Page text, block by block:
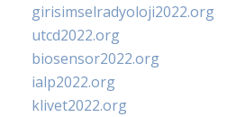
girisimselradyoloji2022.org
utcd2022.org
biosensor2022.org
ialp2022.org
klivet2022.org